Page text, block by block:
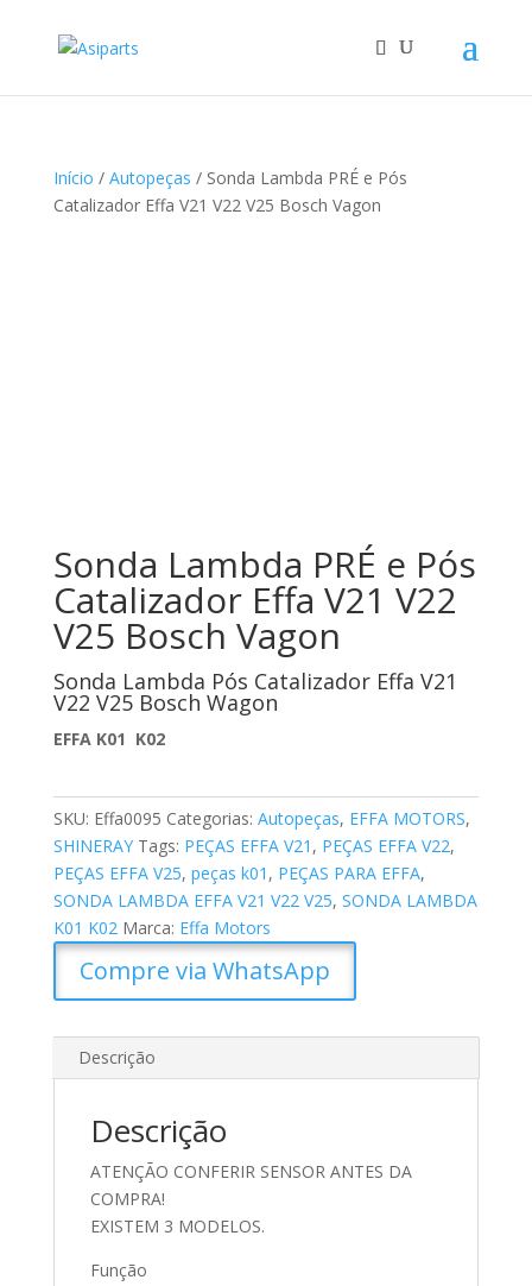
Início / Autopeças / Sonda Lambda PRÉ e Pós
Catalizador Effa V21 V22 V25 Bosch Vagon
Sonda Lambda PRÉ e Pós
Catalizador Effa V21 V22
V25 Bosch Vagon
Sonda Lambda Pós Catalizador Effa V21
V22 V25 Bosch Wagon
EFFA K01 K02
SKU: Effa0095 Categorias: Autopeças, EFFA MOTORS,
SHINERAY Tags: PEÇAS EFFA V21 , PEÇAS EFFA V22,
PEÇAS EFFA V25, peças k01 , PEÇAS PARA EFFA,
SONDA LAMBDA EFFA V21 V22 V25, SONDA LAMBDA
K01 K02 Marca: Effa Motors
Compre via WhatsApp
Descrição
Descrição
ATENÇÃO CONFERIR SENSOR ANTES DA
COMPRA!
EXISTEM 3 MODELOS.
Função